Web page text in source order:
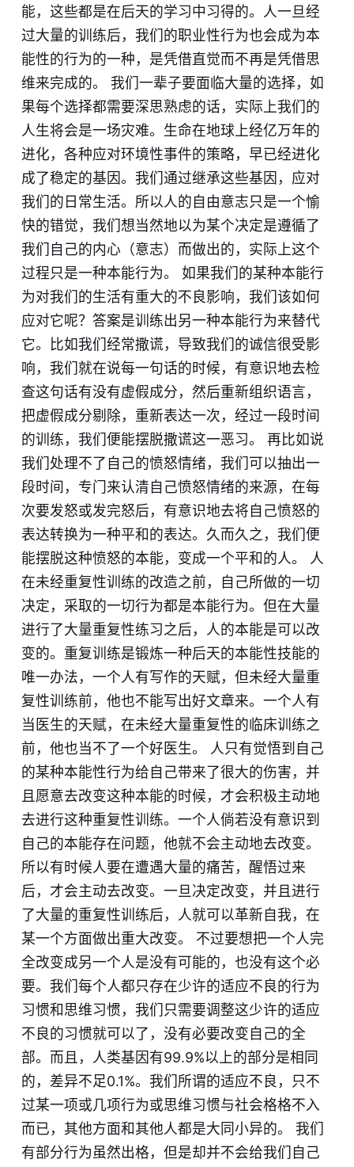
能，这些都是在后天的学习中习得的。人一旦经
过大量的训练后，我们的职业性行为也会成为本
能性的行为的一种，是凭借直觉而不再是凭借思
维来完成的。 我们一辈子要面临大量的选择，如
果每个选择都需要深思熟虑的话，实际上我们的
人生将会是一场灾难。生命在地球上经亿万年的
进化，各种应对环境性事件的策略，早已经进化
成了稳定的基因。我们通过继承这些基因，应对
我们的日常生活。所以人的自由意志只是一个愉
快的错觉，我们想当然地以为某个决定是遵循了
我们自己的内心（意志）而做出的，实际上这个
过程只是一种本能行为。 如果我们的某种本能行
为对我们的生活有重大的不良影响，我们该如何
应对它呢？答案是训练出另一种本能行为来替代
它。比如我们经常撒谎，导致我们的诚信很受影
响，我们就在说每一句话的时候，有意识地去检
查这句话有没有虚假成分，然后重新组织语言，
把虚假成分剔除，重新表达一次，经过一段时间
的训练，我们便能摆脱撒谎这一恶习。 再比如说
我们处理不了自己的愤怒情绪，我们可以抽出一
段时间，专门来认清自己愤怒情绪的来源，在每
次要发怒或发完怒后，有意识地去将自己愤怒的
表达转换为一种平和的表达。久而久之，我们便
能摆脱这种愤怒的本能，变成一个平和的人。 人
在未经重复性训练的改造之前，自己所做的一切
决定，采取的一切行为都是本能行为。但在大量
进行了大量重复性练习之后，人的本能是可以改
变的。重复训练是锻炼一种后天的本能性技能的
唯一办法，一个人有写作的天赋，但未经大量重
复性训练前，他也不能写出好文章来。一个人有
当医生的天赋，在未经大量重复性的临床训练之
前，他也当不了一个好医生。 人只有觉悟到自己
的某种本能性行为给自己带来了很大的伤害，并
且愿意去改变这种本能的时候，才会积极主动地
去进行这种重复性训练。一个人倘若没有意识到
自己的本能存在问题，他就不会主动地去改变。
所以有时候人要在遭遇大量的痛苦，醒悟过来
后，才会主动去改变。一旦决定改变，并且进行
了大量的重复性训练后，人就可以革新自我，在
某一个方面做出重大改变。 不过要想把一个人完
全改变成另一个人是没有可能的，也没有这个必
要。我们每个人都只存在少许的适应不良的行为
习惯和思维习惯，我们只需要调整这少许的适应
不良的习惯就可以了，没有必要改变自己的全
部。而且，人类基因有99.9%以上的部分是相同
的，差异不足0.1%。我们所谓的适应不良，只不
过某一项或几项行为或思维习惯与社会格格不入
而已，其他方面和其他人都是大同小异的。 我们
有部分行为虽然出格，但是却并不会给我们自己